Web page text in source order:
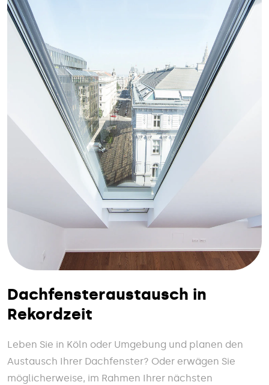
Dachfensteraustausch in
Rekordzeit
Leben Sie in Köln oder Umgebung und planen den
Austausch Ihrer Dachfenster? Oder erwägen Sie
möglicherweise, im Rahmen Ihrer nächsten